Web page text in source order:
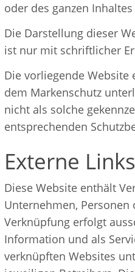
oder des ganzen
Die Darstellung dieser
ist nur mit schriftlicher
Die vorliegende Website
dem Markenschutz
nicht als solche
entsprechenden
Externe Links
Diese Website enthält
Unternehmen,
Verknüpfung erfolgt
Information und als
verknüpften Websites